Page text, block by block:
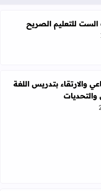
الست للتعليم الصريح
الست للتعليم الصريح
والارتقاء بتدريس اللغة
والارتقاء بتدريس اللغة
والتحديات